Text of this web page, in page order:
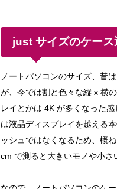
just サイズのケース
ノートパソコンのサイズ、昔
が、今では割と色々な縦 x 横
レイとかは 4K が多くなった
は液晶ディスプレイを越える
ッシュではなくなるため、概
cm で測ると大きいモノや小さ